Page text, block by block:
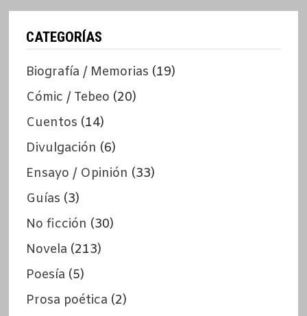
CATEGORÍAS
Biografía / Memorias (19)
Cómic / Tebeo (20)
Cuentos (14)
Divulgación (6)
Ensayo / Opinión (33)
Guías (3)
No ficción (30)
Novela (213)
Poesía (5)
Prosa poética (2)